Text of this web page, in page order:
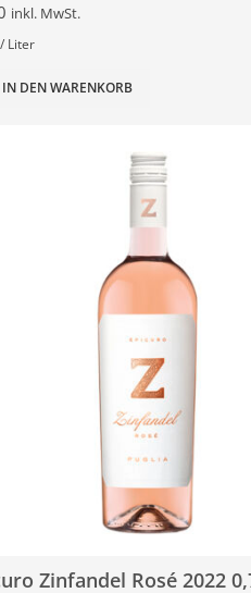
inkl. MwSt.
Liter
IN DEN WARENKORB
Zinfandel Rosé 2022